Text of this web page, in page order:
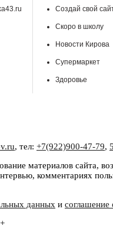
Создай свой
Скоро в школу
Новости Кирова
Супермаркет
Здоровье
, тел: +7(922)900-47-79,
материалов сайта,
комментариях
данных и соглашение